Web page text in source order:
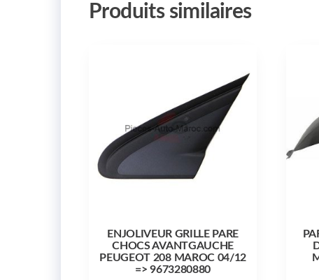
Produits similaires
ENJOLIVEUR GRILLE PARE
CHOCS AVANTGAUCHE
PEUGEOT 208 MAROC 04/12
=> 9673280880